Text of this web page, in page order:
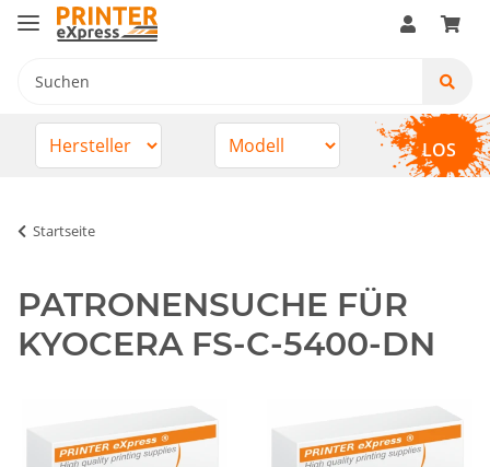
LOS
Startseite
PATRONENSUCHE FÜR
KYOCERA FS-C-5400-DN